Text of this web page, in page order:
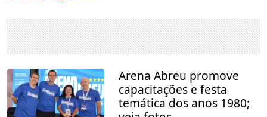
Arena Abreu promove
capacitações e festa
temática dos anos 1980;